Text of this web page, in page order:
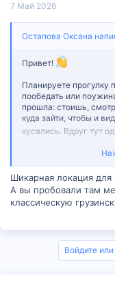
7 Май 2026
Остапова Оксана
Привет!
Планируете прогулку
пообедать или
прошла: стоишь,
куда зайти, чтобы и
кусались. Вдруг тут
В общем, изучила
первую попавшуюся
и найти то, что нужно
и ресторанов, где
Я нашла для себя
Кафе "Argo"—
недорого, но
средний чек
Шикарная локация для
А вы пробовали там
классическую
Войдите